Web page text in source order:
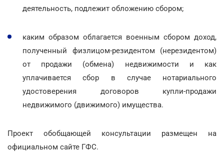
деятельность, подлежит обложению сбором;
каким образом облагается военным сбором доход,
полученный физлицом-резидентом (нерезидентом)
от продажи (обмена) недвижимости и как
уплачивается сбор в случае нотариального
удостоверения договоров купли-продажи
недвижимого (движимого) имущества.
Проект обобщающей консультации размещен на
официальном сайте ГФС.